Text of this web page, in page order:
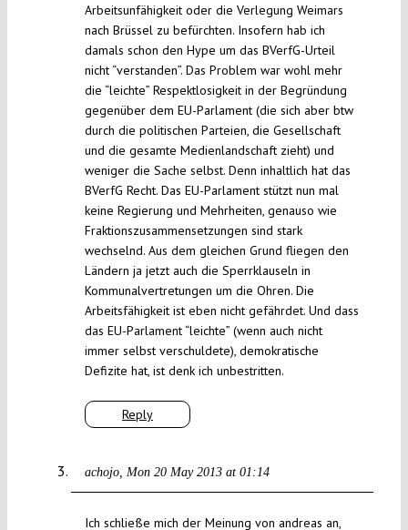
Reply
Arbeitsunfähigkeit oder die Verlegung Weimars
nach Brüssel zu befürchten. Insofern hab ich
damals schon den Hype um das BVerfG-Urteil
nicht “verstanden”. Das Problem war wohl mehr
die “leichte” Respektlosigkeit in der Begründung
gegenüber dem EU-Parlament (die sich aber btw
durch die politischen Parteien, die Gesellschaft
und die gesamte Medienlandschaft zieht) und
weniger die Sache selbst. Denn inhaltlich hat das
BVerfG Recht. Das EU-Parlament stützt nun mal
keine Regierung und Mehrheiten, genauso wie
Fraktionszusammensetzungen sind stark
wechselnd. Aus dem gleichen Grund fliegen den
Ländern ja jetzt auch die Sperrklauseln in
Kommunalvertretungen um die Ohren. Die
Arbeitsfähigkeit ist eben nicht gefährdet. Und dass
das EU-Parlament “leichte” (wenn auch nicht
immer selbst verschuldete), demokratische
Defizite hat, ist denk ich unbestritten.
achojo Mon 20 May 2013 at 01:14
Ich schließe mich der Meinung von andreas an,